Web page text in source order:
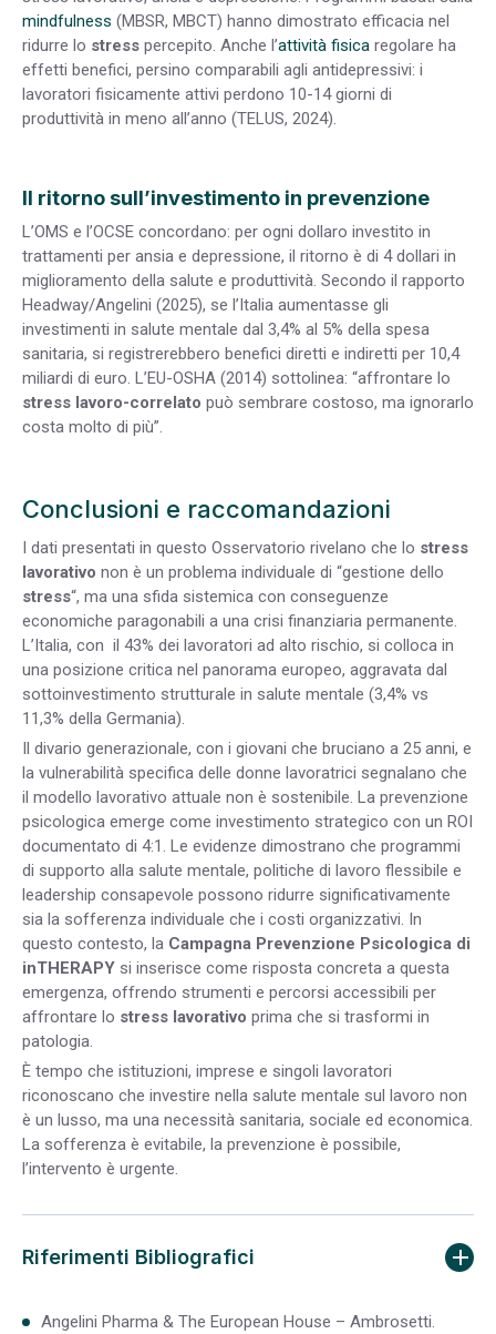
mindfulness (MBSR, MBCT) hanno dimostrato efficacia nel
ridurre lo stress percepito. Anche l’attività fisica regolare ha
effetti benefici, persino comparabili agli antidepressivi: i
lavoratori fisicamente attivi perdono 10-14 giorni di
produttività in meno all’anno (TELUS, 2024).
Il ritorno sull’investimento in prevenzione
L’OMS e l’OCSE concordano: per ogni dollaro investito in
trattamenti per ansia e depressione, il ritorno è di 4 dollari in
miglioramento della salute e produttività. Secondo il rapporto
Headway/Angelini (2025), se l’Italia aumentasse gli
investimenti in salute mentale dal 3,4% al 5% della spesa
sanitaria, si registrerebbero benefici diretti e indiretti per 10,4
miliardi di euro. L’EU-OSHA (2014) sottolinea: “affrontare lo
stress lavoro-correlato può sembrare costoso, ma ignorarlo
costa molto di più”.
Conclusioni e raccomandazioni
I dati presentati in questo Osservatorio rivelano che lo stress
lavorativo non è un problema individuale di “gestione dello
stress“, ma una sfida sistemica con conseguenze
economiche paragonabili a una crisi finanziaria permanente.
L’Italia, con il 43% dei lavoratori ad alto rischio, si colloca in
una posizione critica nel panorama europeo, aggravata dal
sottoinvestimento strutturale in salute mentale (3,4% vs
11,3% della Germania).
Il divario generazionale, con i giovani che bruciano a 25 anni, e
la vulnerabilità specifica delle donne lavoratrici segnalano che
il modello lavorativo attuale non è sostenibile. La prevenzione
psicologica emerge come investimento strategico con un ROI
documentato di 4:1. Le evidenze dimostrano che programmi
di supporto alla salute mentale, politiche di lavoro flessibile e
leadership consapevole possono ridurre significativamente
sia la sofferenza individuale che i costi organizzativi. In
questo contesto, la Campagna Prevenzione Psicologica di
inTHERAPY si inserisce come risposta concreta a questa
emergenza, offrendo strumenti e percorsi accessibili per
affrontare lo stress lavorativo prima che si trasformi in
patologia.
È tempo che istituzioni, imprese e singoli lavoratori
riconoscano che investire nella salute mentale sul lavoro non
è un lusso, ma una necessità sanitaria, sociale ed economica.
La sofferenza è evitabile, la prevenzione è possibile,
l’intervento è urgente.
Riferimenti Bibliografici
Angelini Pharma & The European House – Ambrosetti.